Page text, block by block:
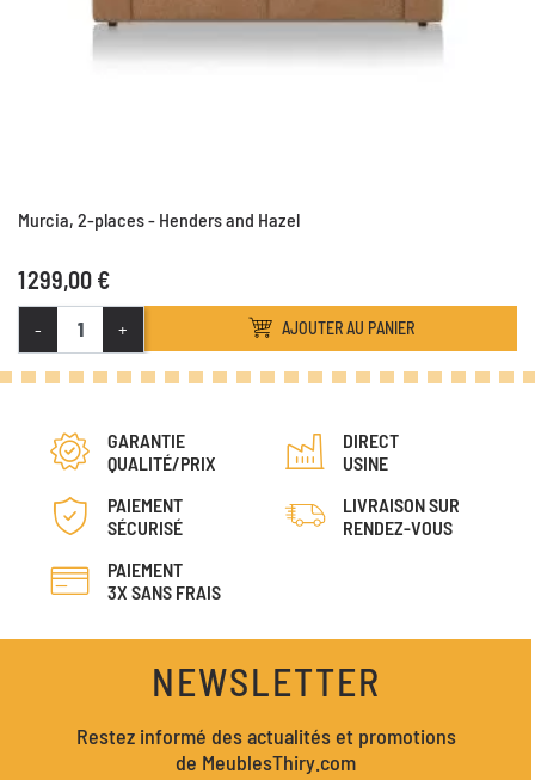
Murcia, 2-places - Henders and Hazel
1 299,00 €
- + AJOUTER AU PANIER
GARANTIE
QUALITÉ/PRIX
DIRECT
USINE
PAIEMENT
SÉCURISÉ
LIVRAISON SUR
RENDEZ-VOUS
PAIEMENT
3X SANS FRAIS
NEWSLETTER
Restez informé des actualités et promotions
de MeublesThiry.com